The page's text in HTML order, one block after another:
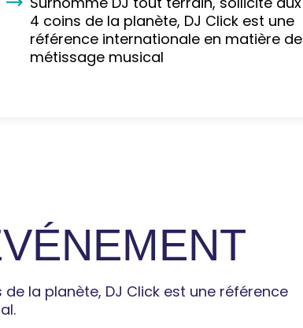
4 coins de la planète, DJ Click est une
référence internationale en matière de
métissage musical
la planète, DJ Click est une référence